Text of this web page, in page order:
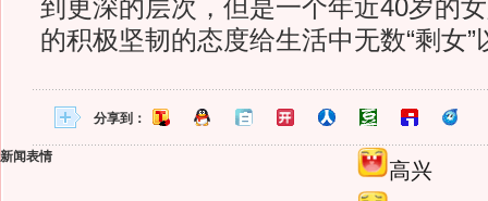
到更深的层次，但是一个年近40岁的
的积极坚韧的态度给生活中无数“剩女
分享到：
新闻表情
高兴